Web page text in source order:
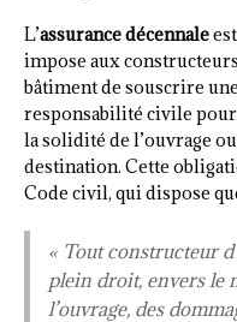
L’assurance décennale
impose aux
bâtiment de souscrire
responsabilité civile
la solidité de l’ouvrage
destination. Cette
Code civil, qui dispose
« Tout constructeur
plein droit, envers le
l’ouvrage, des